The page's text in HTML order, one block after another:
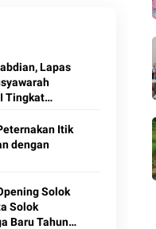
Lapas
Tingkat
Itik
dengan
Solok
Solok
Baru Tahun